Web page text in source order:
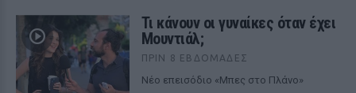
Τι κάνουν οι γυναίκες όταν έχει
Μουντιάλ;
ΠΡΙΝ 8 ΕΒΔΟΜΆΔΕΣ
Nέο επεισόδιο «Μπες στο Πλάνο»